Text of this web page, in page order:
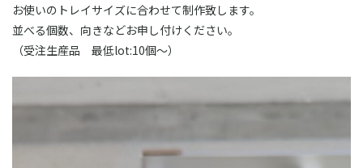
お使いのトレイサイズに合わせて制作致します。
並べる個数、向きなどお申し付けください。
（受注生産品 最低lot:10個～）